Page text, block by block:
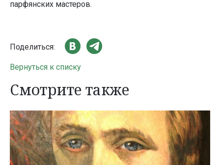
парфянских мастеров.
Поделиться:
Вернуться к списку
Смотрите также